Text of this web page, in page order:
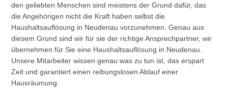
den geliebten Menschen sind meistens der Grund dafür, das
die Angehörigen nicht die Kraft haben selbst die
Haushaltsauflösung in Neudenau vorzunehmen. Genau aus
diesem Grund sind wir für sie der richtige Ansprechpartner, wir
übernehmen für Sie eine Haushaltsauflösung in Neudenau.
Unsere Mitarbeiter wissen genau was zu tun ist, das erspart
Zeit und garantiert einen reibungslosen Ablauf einer
Hausräumung.